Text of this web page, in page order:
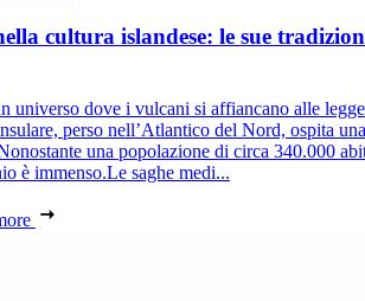
cultura islandese: le sue
universo dove i vulcani si affiancano alle
perso nell’Atlantico del Nord, ospita una
una popolazione di circa 340.000
è immenso.Le saghe medi...